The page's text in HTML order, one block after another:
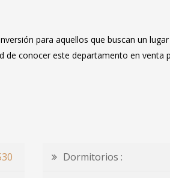
para aquellos que buscan un
conocer este departamento en venta
Dormitorios :